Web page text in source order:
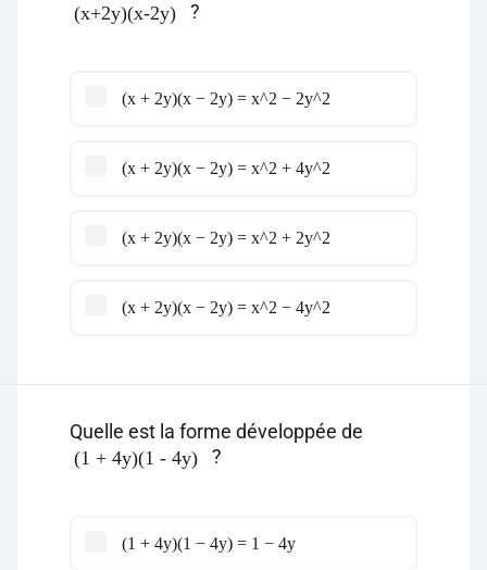
(x+2y)(x-2y) ?
(x + 2y)(x − 2y) = x^2 − 2y^2
(x + 2y)(x − 2y) = x^2 + 4y^2
(x + 2y)(x − 2y) = x^2 + 2y^2
(x + 2y)(x − 2y) = x^2 − 4y^2
Quelle est la forme développée de
(1 + 4y)(1 - 4y) ?
(1 + 4y)(1 − 4y) = 1 − 4y